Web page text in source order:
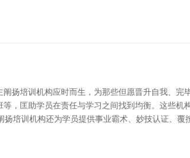
扬培训机构应时而生，为那些但愿晋升自我、
，匡助学员在责任与学习之间找到均衡。这些
培训机构还为学员提供事业霸术、妙技认证、覆